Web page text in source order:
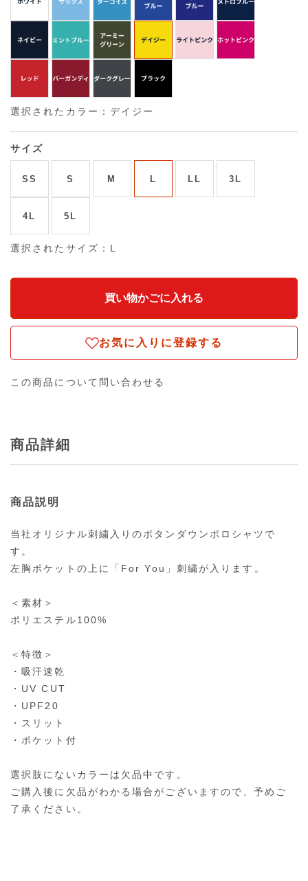
選択されたカラー：デイジー
サイズ
SS S M L LL 3L
4L 5L
選択されたサイズ：L
お気に入りに登録する
この商品について問い合わせる
商品詳細
商品説明
当社オリジナル刺繍入りのボタンダウンポロシャツで
す。
左胸ポケットの上に「For You」刺繍が入ります。
＜素材＞
ポリエステル100%
＜特徴＞
・吸汗速乾
・UV CUT
・UPF20
・スリット
・ポケット付
選択肢にないカラーは欠品中です。
ご購入後に欠品がわかる場合がございますので、予めご
了承ください。